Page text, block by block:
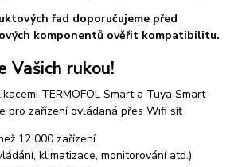
řad doporučujeme před
komponentů ověřit kompatibilitu.
Vašich rukou!
TERMOFOL Smart a Tuya Smart -
pro zařízení ovládaná přes Wifi síť
12 000 zařízení
klimatizace, monitorování atd.)